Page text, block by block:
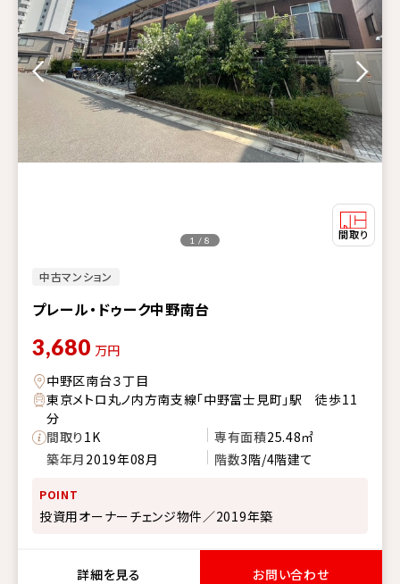
中古マンション
プレール・ドゥーク中野南台
1 / 8
3,680 万円
中野区南台３丁目
東京メトロ丸ノ内方南支線「中野富士見町」駅 徒歩11
分
間取り1K 専有面積25.48㎡
築年月 2019年08月 階数3階/4階建て
POINT
投資用オーナーチェンジ物件／2019年築
詳細を見る お問い合わせ